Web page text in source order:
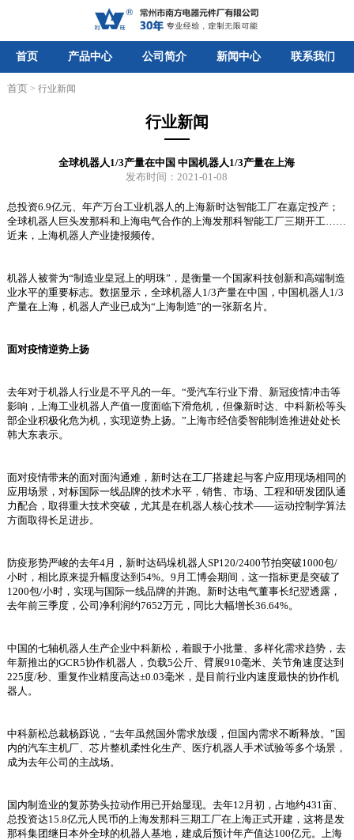
首页 产品中心 公司简介 新闻中心 联系我们
首页> 行业新闻
行业新闻
全球机器人1/3产量在中国 中国机器人1/3产量在上海
发布时间：2021-01-08
总投资6.9亿元、年产万台工业机器人的上海新时达智能工厂在嘉定投产；
全球机器人巨头发那科和上海电气合作的上海发那科智能工厂三期开工……
近来，上海机器人产业捷报频传。
机器人被誉为“制造业皇冠上的明珠”，是衡量一个国家科技创新和高端制造
业水平的重要标志。数据显示，全球机器人1/3产量在中国，中国机器人1/3
产量在上海，机器人产业已成为“上海制造”的一张新名片。
面对疫情逆势上扬
去年对于机器人行业是不平凡的一年。“受汽车行业下滑、新冠疫情冲击等
影响，上海工业机器人产值一度面临下滑危机，但像新时达、中科新松等头
部企业积极化危为机，实现逆势上扬。”上海市经信委智能制造推进处处长
韩大东表示。
面对疫情带来的面对面沟通难，新时达在工厂搭建起与客户应用现场相同的
应用场景，对标国际一线品牌的技术水平，销售、市场、工程和研发团队通
力配合，取得重大技术突破，尤其是在机器人核心技术——运动控制学算法
方面取得长足进步。
防疫形势严峻的去年4月，新时达码垛机器人SP120/2400节拍突破1000包/
小时，相比原来提升幅度达到54%。9月工博会期间，这一指标更是突破了
1200包/小时，实现与国际一线品牌的并跑。新时达电气董事长纪翌透露，
去年前三季度，公司净利润约7652万元，同比大幅增长36.64%。
中国的七轴机器人生产企业中科新松，着眼于小批量、多样化需求趋势，去
年新推出的GCR5协作机器人，负载5公斤、臂展910毫米、关节角速度达到
225度/秒、重复作业精度高达±0.03毫米，是目前行业内速度最快的协作机
器人。
中科新松总裁杨跞说，“去年虽然国外需求放缓，但国内需求不断释放。”国
内的汽车主机厂、芯片整机柔性化生产、医疗机器人手术试验等多个场景，
成为去年公司的主战场。
国内制造业的复苏势头拉动作用已开始显现。去年12月初，占地约431亩、
总投资达15.8亿元人民币的上海发那科三期工厂在上海正式开建，这将是发
那科集团继日本外全球的机器人基地，建成后预计年产值达100亿元。上海